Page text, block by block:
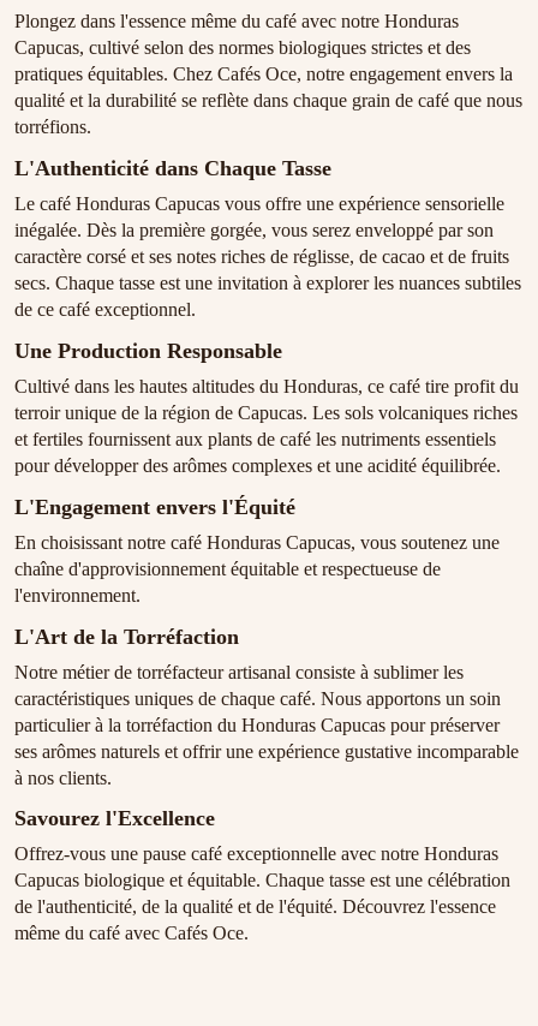
Plongez dans l'essence même du café avec notre Honduras
Capucas, cultivé selon des normes biologiques strictes et des
pratiques équitables. Chez Cafés Oce, notre engagement envers la
qualité et la durabilité se reflète dans chaque grain de café que nous
torréfions.
L'Authenticité dans Chaque Tasse
Le café Honduras Capucas vous offre une expérience sensorielle
inégalée. Dès la première gorgée, vous serez enveloppé par son
caractère corsé et ses notes riches de réglisse, de cacao et de fruits
secs. Chaque tasse est une invitation à explorer les nuances subtiles
de ce café exceptionnel.
Une Production Responsable
Cultivé dans les hautes altitudes du Honduras, ce café tire profit du
terroir unique de la région de Capucas. Les sols volcaniques riches
et fertiles fournissent aux plants de café les nutriments essentiels
pour développer des arômes complexes et une acidité équilibrée.
L'Engagement envers l'Équité
En choisissant notre café Honduras Capucas, vous soutenez une
chaîne d'approvisionnement équitable et respectueuse de
l'environnement.
L'Art de la Torréfaction
Notre métier de torréfacteur artisanal consiste à sublimer les
caractéristiques uniques de chaque café. Nous apportons un soin
particulier à la torréfaction du Honduras Capucas pour préserver
ses arômes naturels et offrir une expérience gustative incomparable
à nos clients.
Savourez l'Excellence
Offrez-vous une pause café exceptionnelle avec notre Honduras
Capucas biologique et équitable. Chaque tasse est une célébration
de l'authenticité, de la qualité et de l'équité. Découvrez l'essence
même du café avec Cafés Oce.